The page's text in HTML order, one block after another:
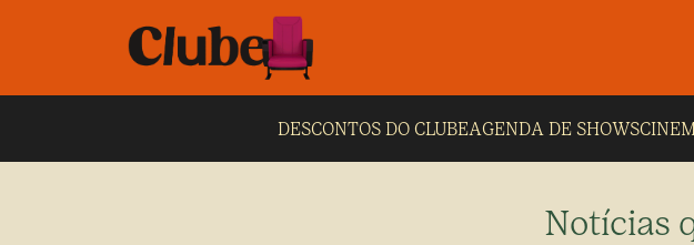
DESCONTOS DO CLUBEAGENDA DE SHOWS
Notícias